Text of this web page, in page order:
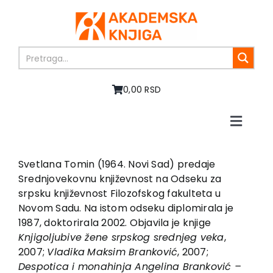
0,00 RSD
Toggle
O nama
Knjige
U pripremi
Akcija
Autori
Vesti
Svetlana Tomin (1964. Novi Sad) predaje
Srednjovekovnu književnost na Odseku za
srpsku književnost Filozofskog fakulteta u
Novom Sadu. Na istom odseku diplomirala je
1987, doktorirala 2002. Objavila je knjige
Knjigoljubive žene srpskog srednjeg veka,
2007; VladikaMaksim Branković, 2007;
Despotica i monahinja Angelina Branković –